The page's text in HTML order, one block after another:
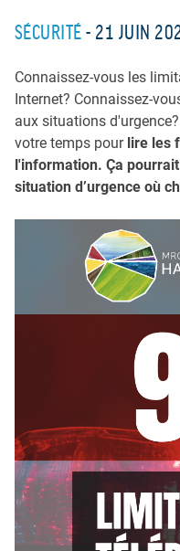
SÉCURITÉ 21 JUIN
Connaissez-vous les
Internet? Connaissez-
aux situations
votre temps pourlire les
l'information. Ça
situation d’urgence où